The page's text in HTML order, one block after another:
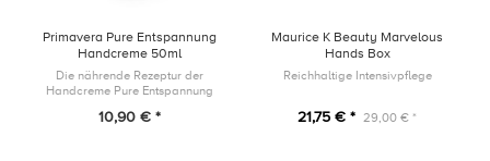
Primavera Pure Entspannung
Handcreme 50ml
Die nährende Rezeptur der
Handcreme Pure Entspannung
Pflanzenkraft, stärkt die
10,90 € *
Maurice K Beauty Marvelous
Hands Box
Reichhaltige Intensivpflege
21,75 € * 29,00 € *